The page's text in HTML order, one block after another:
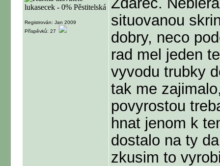
Registrován: Jan 2009
Příspěvků: 27
situovanou
dobry, neco
rad mel jeden
vyvodu trubky
tak me
povyrostou
hnat jenom k
dostalo na ty
zkusim to